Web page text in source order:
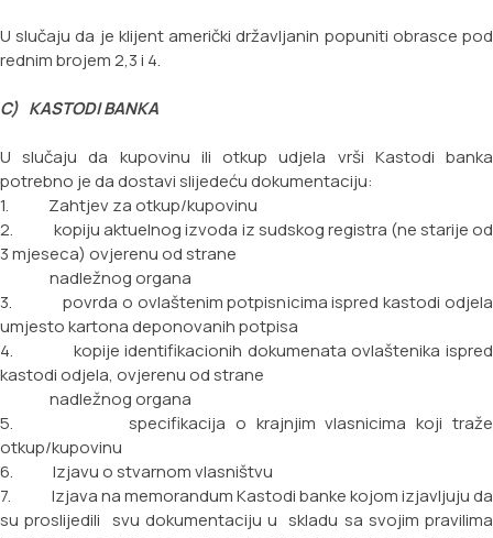
U slučaju da je klijent američki državljanin popuniti obrasce pod
rednim brojem 2,3 i 4.
C) KASTODI BANKA
U slučaju da kupovinu ili otkup udjela vrši Kastodi banka
potrebno je da dostavi slijedeću dokumentaciju:
1. Zahtjev za otkup/kupovinu
2. kopiju aktuelnog izvoda iz sudskog registra (ne starije od
3 mjeseca) ovjerenu od strane
nadležnog organa
3. povrda o ovlaštenim potpisnicima ispred kastodi odjela
umjesto kartona deponovanih potpisa
4. kopije identifikacionih dokumenata ovlaštenika ispred
kastodi odjela, ovjerenu od strane
nadležnog organa
5. specifikacija o krajnjim vlasnicima koji traže
otkup/kupovinu
6. Izjavu o stvarnom vlasništvu
7. Izjava na memorandum Kastodi banke kojom izjavljuju da
su proslijedili svu dokumentaciju u skladu sa svojim pravilima